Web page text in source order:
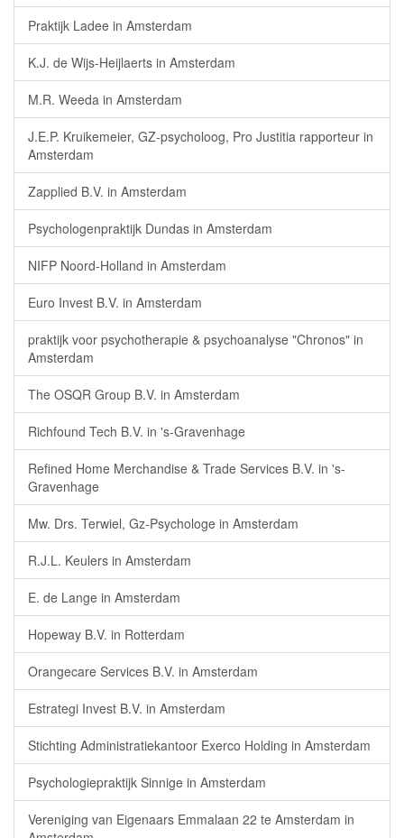
Praktijk Ladee in Amsterdam
K.J. de Wijs-Heijlaerts in Amsterdam
M.R. Weeda in Amsterdam
J.E.P. Kruikemeier, GZ-psycholoog, Pro Justitia rapporteur in
Amsterdam
Zapplied B.V. in Amsterdam
Psychologenpraktijk Dundas in Amsterdam
NIFP Noord-Holland in Amsterdam
Euro Invest B.V. in Amsterdam
praktijk voor psychotherapie & psychoanalyse "Chronos" in
Amsterdam
The OSQR Group B.V. in Amsterdam
Richfound Tech B.V. in 's-Gravenhage
Refined Home Merchandise & Trade Services B.V. in 's-
Gravenhage
Mw. Drs. Terwiel, Gz-Psychologe in Amsterdam
R.J.L. Keulers in Amsterdam
E. de Lange in Amsterdam
Hopeway B.V. in Rotterdam
Orangecare Services B.V. in Amsterdam
Estrategi Invest B.V. in Amsterdam
Stichting Administratiekantoor Exerco Holding in Amsterdam
Psychologiepraktijk Sinnige in Amsterdam
Vereniging van Eigenaars Emmalaan 22 te Amsterdam in